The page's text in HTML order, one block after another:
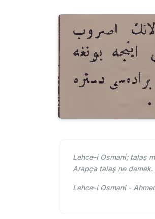
Lehce-i Osmani; talaş
Arapça talaş ne